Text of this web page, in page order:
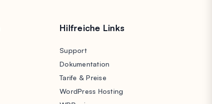
Hilfreiche Links
Support
Dokumentation
Tarife & Preise
WordPress Hosting